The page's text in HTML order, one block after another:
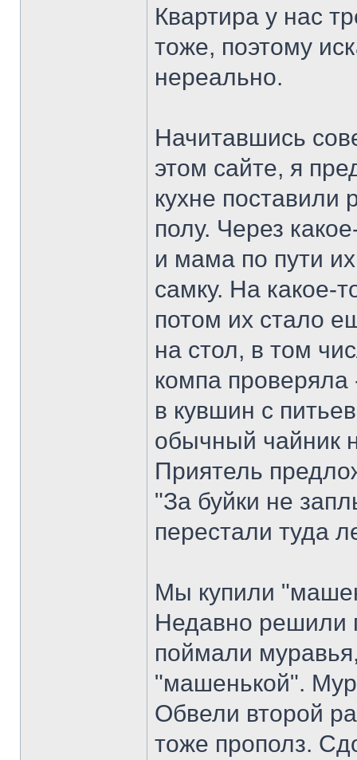
Квартира у нас
тоже, поэтому
нереально.
Начитавшись
этом сайте, я
кухне поставили
полу. Через
и мама по пути
самку. На какое-
потом их стало
на стол, в том
компа
в кувшин с
обычный чайник
Приятель
"За буйки не
перестали туда
Мы купили
Недавно решили
поймали
"машенькой".
Обвели второй
тоже прополз.